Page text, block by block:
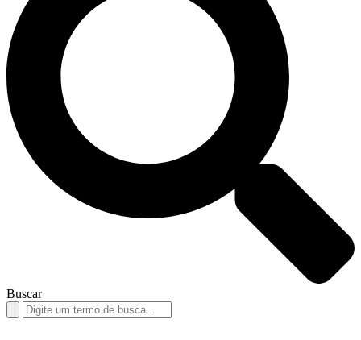
Buscar
Search
for: